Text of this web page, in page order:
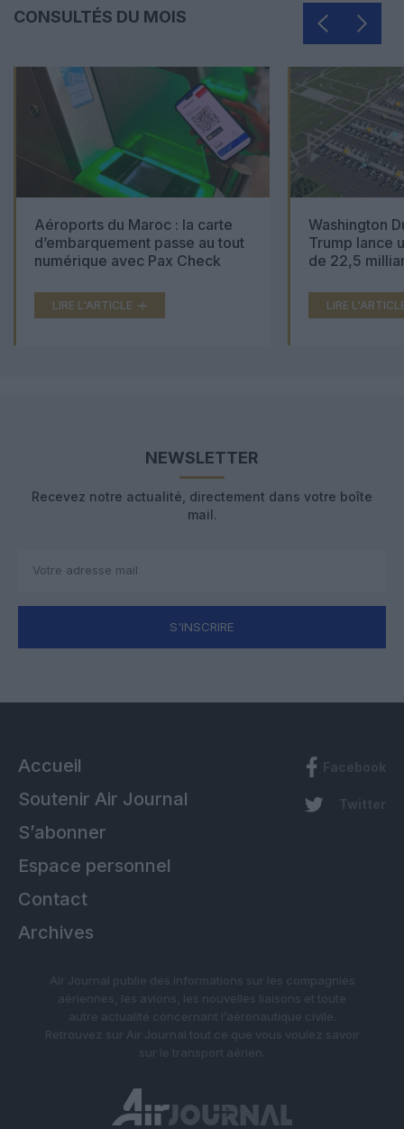
CONSULTÉS DU MOIS
Aéroports du Maroc : la carte
d’embarquement passe au tout
numérique avec Pax Check
LIRE L'ARTICLE
Washington
Trump lance
de 22,5
LIRE
NEWSLETTER
Recevez notre actualité, directement dans votre boîte
mail.
S'INSCRIRE
Accueil
Soutenir Air Journal
S’abonner
Espace personnel
Contact
Archives